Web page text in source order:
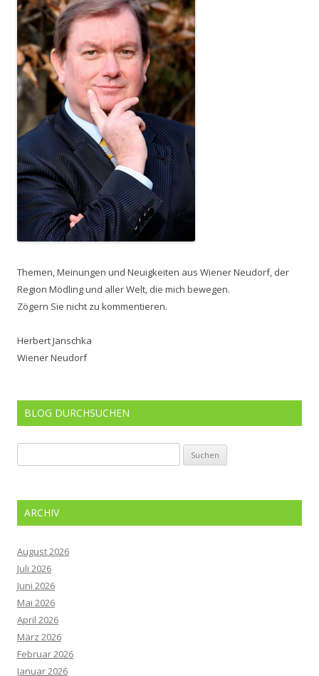
Themen, Meinungen und Neuigkeiten aus Wiener Neudorf, der
Region Mödling und aller Welt, die mich bewegen.
Zögern Sie nicht zu kommentieren.
Herbert Janschka
Wiener Neudorf
BLOG DURCHSUCHEN
nach:
ARCHIV
August 2026
Juli 2026
Juni 2026
Mai 2026
April 2026
März 2026
Februar 2026
Januar 2026